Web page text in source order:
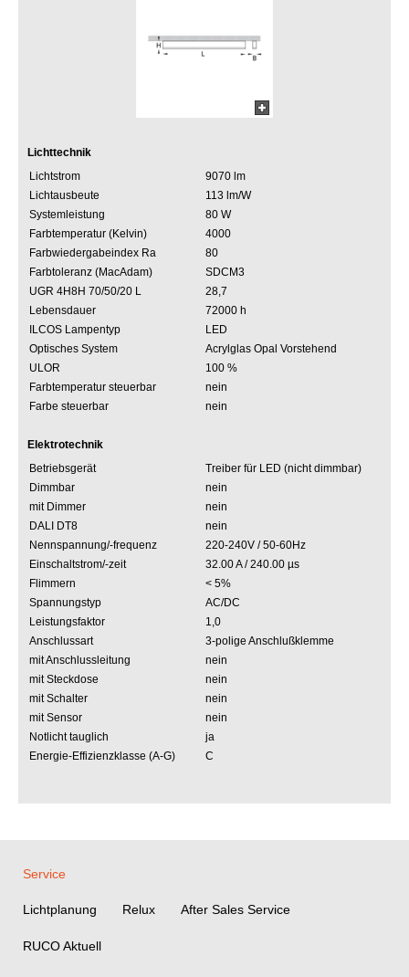
Lichttechnik
Lichtstrom
9070 lm
Lichtausbeute
113 lm/W
Systemleistung
80 W
Farbtemperatur (Kelvin)
4000
Farbwiedergabeindex Ra
80
Farbtoleranz (MacAdam)
SDCM3
UGR 4H8H 70/50/20 L
28,7
Lebensdauer
72000 h
ILCOS Lampentyp
LED
Optisches System
Acrylglas Opal Vorstehend
ULOR
100 %
Farbtemperatur steuerbar
nein
Farbe steuerbar
nein
Elektrotechnik
Betriebsgerät
Treiber für LED (nicht dimmbar)
Dimmbar
nein
mit Dimmer
nein
DALI DT8
nein
Nennspannung/-frequenz
220-240V / 50-60Hz
Einschaltstrom/-zeit
32.00 A / 240.00 µs
Flimmern
< 5%
Spannungstyp
AC/DC
Leistungsfaktor
1,0
Anschlussart
3-polige Anschlußklemme
mit Anschlussleitung
nein
mit Steckdose
nein
mit Schalter
nein
mit Sensor
nein
Notlicht tauglich
ja
Energie-Effizienzklasse (A-G)
C
Service
Lichtplanung Relux After Sales Service
RUCO Aktuell